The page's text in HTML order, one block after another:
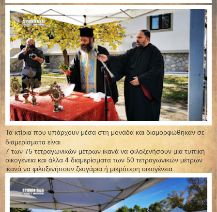
Τα κτίρια που υπάρχουν μέσα στη μονάδα και διαμορφώθηκαν σε
διαμερίσματα είναι
7 των 75 τετραγωνικών μέτρων ικανά να φιλοξενήσουν μια τυπική
οικογένεια και άλλα 4 διαμερίσματα των 50 τετραγωνικών μέτρων
ικανά να φιλοξενήσουν ζευγάρια ή μικρότερη οικογένεια.